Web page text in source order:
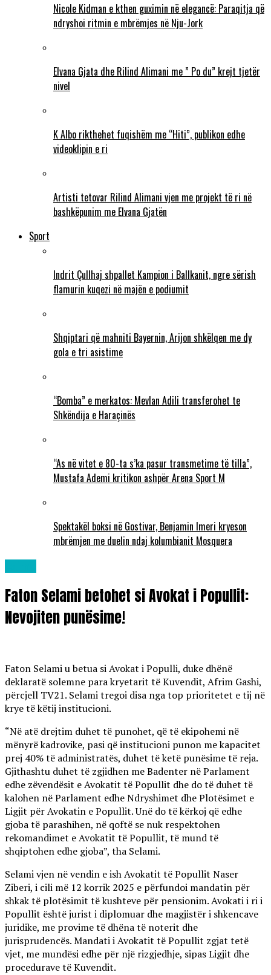
Nicole Kidman e kthen guximin në elegancë: Paraqitja që
ndryshoi ritmin e mbrëmjes në Nju-Jork
Elvana Gjata dhe Rilind Alimani me ” Po du” krejt tjetër
nivel
K Albo rikthehet fuqishëm me “Hiti”, publikon edhe
videoklipin e ri
Artisti tetovar Rilind Alimani vjen me projekt të ri në
bashkëpunim me Elvana Gjatën
Sport
Indrit Çullhaj shpallet Kampion i Ballkanit, ngre sërish
flamurin kuqezi në majën e podiumit
Shqiptari që mahniti Bayernin, Arijon shkëlqen me dy
gola e tri asistime
“Bomba” e merkatos: Mevlan Adili transferohet te
Shkëndija e Haraçinës
“As në vitet e 80-ta s’ka pasur transmetime të tilla”,
Mustafa Ademi kritikon ashpër Arena Sport M
Spektakël boksi në Gostivar, Benjamin Imeri kryeson
mbrëmjen me duelin ndaj kolumbianit Mosquera
Faton Selami betohet si Avokat i Popullit:
Nevojiten punësime!
Faton Selami u betua si Avokat i Populli, duke dhënë
deklaratë solemne para kryetarit të Kuvendit, Afrim Gashi,
përcjell TV21. Selami tregoi disa nga top prioritetet e tij në
krye të këtij institucioni.
“Në atë drejtim duhet të punohet, që të ekipohemi në
mënyrë kadrovike, pasi që institucioni punon me kapacitet
prej 40% të administratës, duhet të ketë punësime të reja.
Gjithashtu duhet të zgjidhen me Badenter në Parlament
edhe zëvendësit e Avokatit të Popullit dhe do të duhet të
kalohen në Parlament edhe Ndryshimet dhe Plotësimet e
Ligjit për Avokatin e Popullit. Unë do të kërkoj që edhe
gjoba të parashihen, në qoftë se nuk respektohen
rekomandimet e Avokatit të Popullit, të mund të
shqiptohen edhe gjoba”, tha Selami.
Selami vjen në vendin e ish Avokatit të Popullit Naser
Ziberi, i cili më 12 korrik 2025 e përfundoi mandatin për
shkak të plotësimit të kushteve për pensionim. Avokati i ri i
Popullit është jurist i diplomuar dhe magjistër i shkencave
juridike, me provime të dhëna të noterit dhe
jurisprudencës. Mandati i Avokatit të Popullit zgjat tetë
vjet, me mundësi edhe për një rizgjedhje, sipas Ligjit dhe
procedurave të Kuvendit.